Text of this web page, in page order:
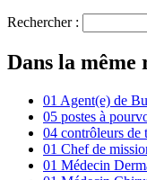
Rechercher :
Dans la même
01 Agent(e) de
05 postes à
04 contrôleurs de
01 Chef de
01 Médecin